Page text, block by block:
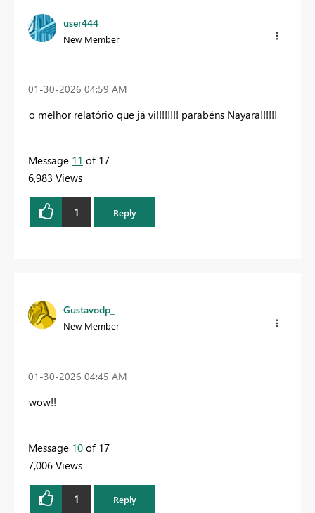
user444
New Member
‎01-30-2026 04:59 AM
o melhor relatório que já vi!!!!!!!! parabéns Nayara!!!!!!
Message 11 of 17
6,983 Views
1 Reply
Gustavodp_
New Member
‎01-30-2026 04:45 AM
wow!!
Message 10 of 17
7,006 Views
1 Reply